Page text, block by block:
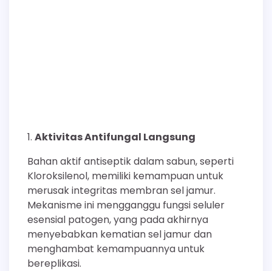
Aktivitas Antifungal Langsung
Bahan aktif antiseptik dalam sabun, seperti
Kloroksilenol, memiliki kemampuan untuk
merusak integritas membran sel jamur.
Mekanisme ini mengganggu fungsi seluler
esensial patogen, yang pada akhirnya
menyebabkan kematian sel jamur dan
menghambat kemampuannya untuk
bereplikasi.